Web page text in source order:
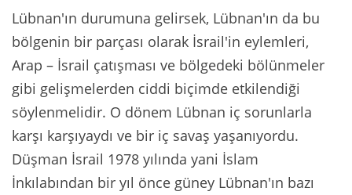
Lübnan'ın durumuna gelirsek, Lübnan'ın da bu
bölgenin bir parçası olarak İsrail'in eylemleri,
Arap – İsrail çatışması ve bölgedeki bölünmeler
gibi gelişmelerden ciddi biçimde etkilendiği
söylenmelidir. O dönem Lübnan iç sorunlarla
karşı karşıyaydı ve bir iç savaş yaşanıyordu.
Düşman İsrail 1978 yılında yani İslam
İnkılabından bir yıl önce güney Lübnan'ın bazı